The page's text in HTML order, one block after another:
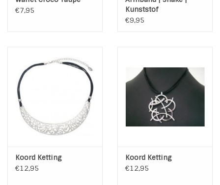
Charmin*s
LIFESTYLE PRODUCTEN
INSPIRATIE
SALE
€7,95
Kunststof
€9,95
Koord Ketting
€12,95
Koord Ketting
€12,95